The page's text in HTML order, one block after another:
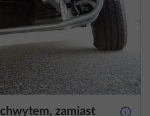
zamiast